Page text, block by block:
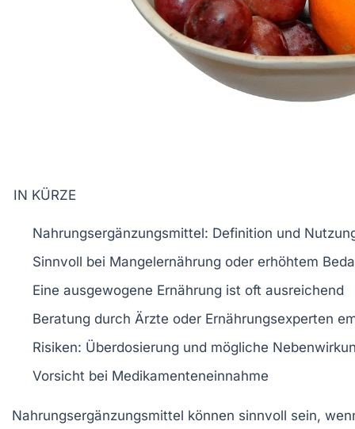
IN KÜRZE
Nahrungsergänzungsmittel: Definition und
Sinnvoll bei Mangelernährung oder erhöhtem
Eine ausgewogene Ernährung ist oft ausreichend
Beratung durch Ärzte oder Ernährungsexperten
Risiken: Überdosierung und mögliche
Vorsicht bei Medikamenteneinnahme
Nahrungsergänzungsmittel können sinnvoll sein,